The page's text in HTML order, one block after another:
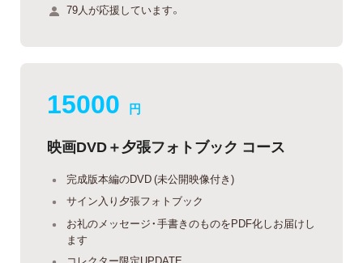
79人が応援しています。
15000 円
映画DVD＋夕張フォトブック コース
完成版本編のDVD (未公開映像付き)
サイン入り夕張フォトブック
お礼のメッセージ・手書きのものをPDF化しお届けし
ます